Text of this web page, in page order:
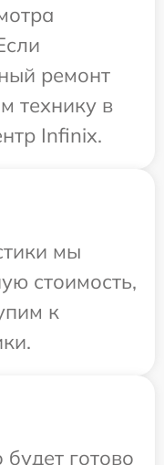
ремонт
технику в
Infinix.
мы
стоимость,
к
будет готово